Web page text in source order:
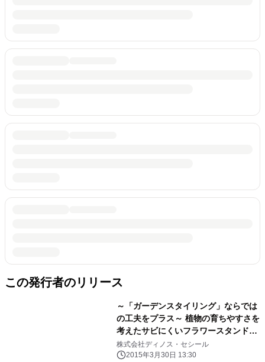
この発行者のリリース
～「ガーデンスタイリング」ならでは
の工夫をプラス～ 植物の育ちやすさを
考えたサビにくいフラワースタンドな
どを新発売 『ガーデンスタイリング』
VOL.30 2015-2016発行
株式会社ディノス・セシール
2015年3月30日 13:30